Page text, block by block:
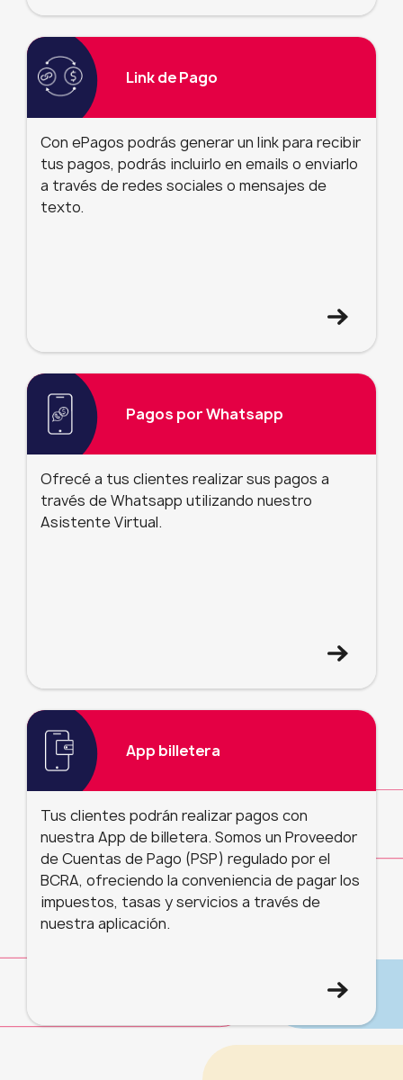
Link de Pago
Con ePagos podrás generar un link para recibir
tus pagos, podrás incluirlo en emails o enviarlo
a través de redes sociales o mensajes de
texto.
Pagos por Whatsapp
Ofrecé a tus clientes realizar sus pagos a
través de Whatsapp utilizando nuestro
Asistente Virtual.
App billetera
Tus clientes podrán realizar pagos con
nuestra App de billetera. Somos un Proveedor
de Cuentas de Pago (PSP) regulado por el
BCRA, ofreciendo la conveniencia de pagar los
impuestos, tasas y servicios a través de
nuestra aplicación.